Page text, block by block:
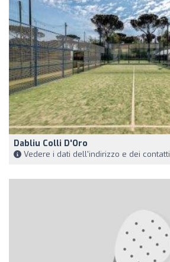
Dabliu Colli D'Oro
Vedere i dati dell'indirizzo e dei contatti